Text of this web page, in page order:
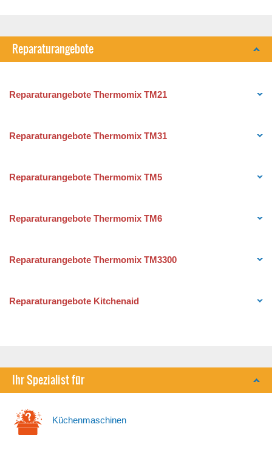
Reparaturangebote
Reparaturangebote Thermomix TM21
Reparaturangebote Thermomix TM31
Reparaturangebote Thermomix TM5
Reparaturangebote Thermomix TM6
Reparaturangebote Thermomix TM3300
Reparaturangebote Kitchenaid
Ihr Spezialist für
Küchenmaschinen